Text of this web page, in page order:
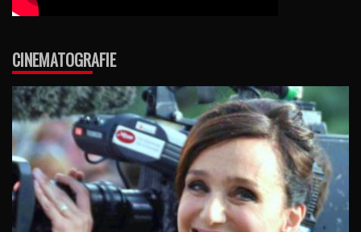
CINEMATOGRAFIE